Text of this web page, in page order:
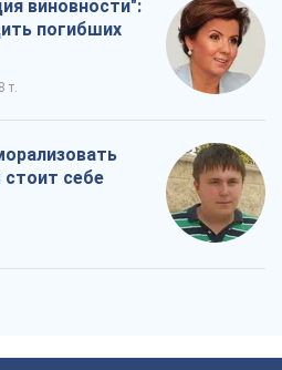
виновности":
погибших
т.
себе